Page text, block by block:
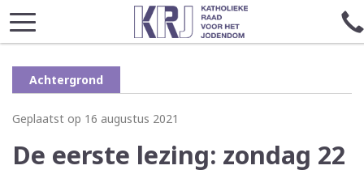
Achtergrond
Geplaatst op 16 augustus 2021
De eerste lezing: zondag 22